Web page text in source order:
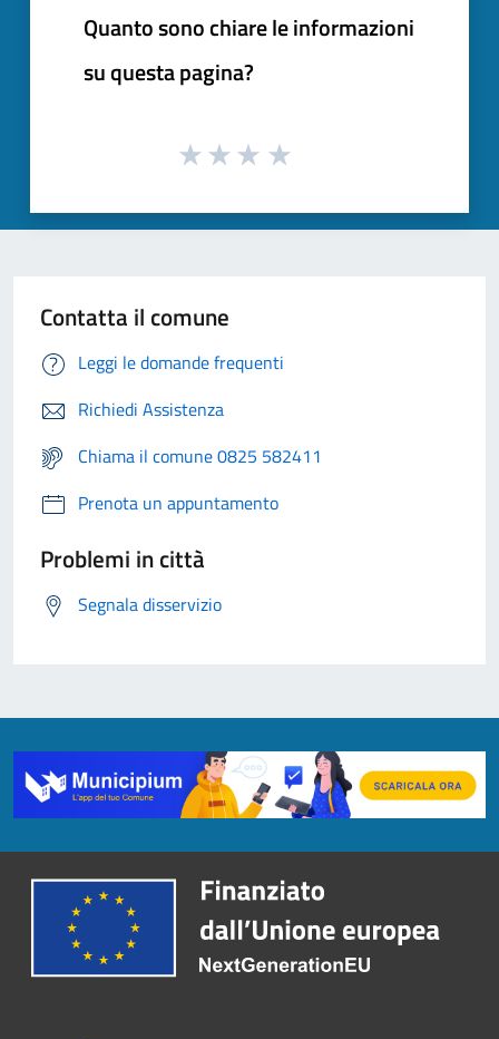
Quanto sono chiare le informazioni
su questa pagina?
Contatta il comune
Leggi le domande frequenti
Richiedi Assistenza
Chiama il comune 0825 582411
Prenota un appuntamento
Problemi in città
Segnala disservizio